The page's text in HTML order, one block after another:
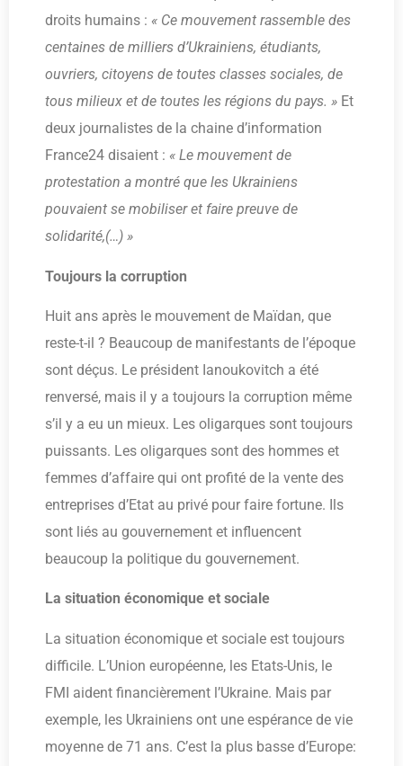
droits humains : « Ce mouvement rassemble des
centaines de milliers d’Ukrainiens, étudiants,
ouvriers, citoyens de toutes classes sociales, de
tous milieux et de toutes les régions du pays. » Et
deux journalistes de la chaine d’information
France24 disaient : « Le mouvement de
protestation a montré que les Ukrainiens
pouvaient se mobiliser et faire preuve de
solidarité,(…) »
Toujours la corruption
Huit ans après le mouvement de Maïdan, que
reste-t-il ? Beaucoup de manifestants de l’époque
sont déçus. Le président Ianoukovitch a été
renversé, mais il y a toujours la corruption même
s’il y a eu un mieux. Les oligarques sont toujours
puissants. Les oligarques sont des hommes et
femmes d’affaire qui ont profité de la vente des
entreprises d’Etat au privé pour faire fortune. Ils
sont liés au gouvernement et influencent
beaucoup la politique du gouvernement.
La situation économique et sociale
La situation économique et sociale est toujours
difficile. L’Union européenne, les Etats-Unis, le
FMI aident financièrement l’Ukraine. Mais par
exemple, les Ukrainiens ont une espérance de vie
moyenne de 71 ans. C’est la plus basse d’Europe: